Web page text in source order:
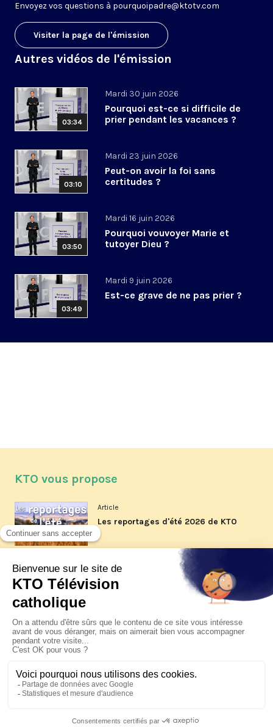
Envoyez vos questions à pourquoipadre@ktotv.com
Visiter la page de l'émission
Autres vidéos de l'émission
03:34
Mardi 30 juin 2026
Pourquoi est-ce si difficile de
prier pendant les vacances ?
03:10
Mardi 23 juin 2026
Peut-on avoir la foi sans
certitudes ?
03:50
Mardi 16 juin 2026
Pourquoi vouvoyer Marie et
tutoyer Dieu ?
03:49
Mardi 9 juin 2026
Est-ce grave de ne pas prier ?
KTO vous propose
Article
Les reportages d'été 2026 de KTO
Article
La visite pastorale du pape Léon
XIV à Assise à suivre sur KTO le
Article
Le pape en Uruguay, Argentine et